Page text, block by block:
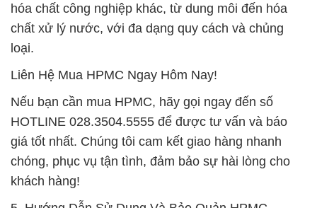
hóa chất công nghiệp khác, từ dung môi đến hóa
chất xử lý nước, với đa dạng quy cách và chủng
loại.
Liên Hệ Mua HPMC Ngay Hôm Nay!
Nếu bạn cần mua HPMC, hãy gọi ngay đến số
HOTLINE 028.3504.5555 để được tư vấn và báo
giá tốt nhất. Chúng tôi cam kết giao hàng nhanh
chóng, phục vụ tận tình, đảm bảo sự hài lòng cho
khách hàng!